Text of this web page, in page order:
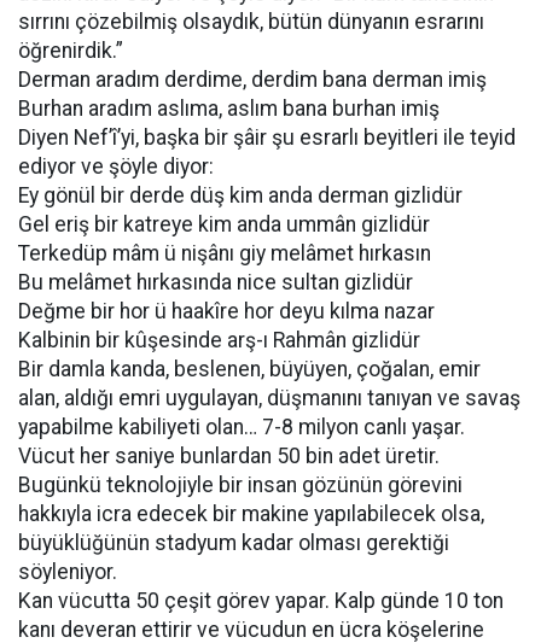
sırrını çözebilmiş olsaydık, bütün dünyanın esrarını
öğrenirdik.”
Derman aradım derdime, derdim bana derman imiş
Burhan aradım aslıma, aslım bana burhan imiş
Diyen Nef’î’yi, başka bir şâir şu esrarlı beyitleri ile teyid
ediyor ve şöyle diyor:
Ey gönül bir derde düş kim anda derman gizlidür
Gel eriş bir katreye kim anda ummân gizlidür
Terkedüp mâm ü nişânı giy melâmet hırkasın
Bu melâmet hırkasında nice sultan gizlidür
Değme bir hor ü haakîre hor deyu kılma nazar
Kalbinin bir kûşesinde arş-ı Rahmân gizlidür
Bir damla kanda, beslenen, büyüyen, çoğalan, emir
alan, aldığı emri uygulayan, düşmanını tanıyan ve savaş
yapabilme kabiliyeti olan… 7-8 milyon canlı yaşar.
Vücut her saniye bunlardan 50 bin adet üretir.
Bugünkü teknolojiyle bir insan gözünün görevini
hakkıyla icra edecek bir makine yapılabilecek olsa,
büyüklüğünün stadyum kadar olması gerektiği
söyleniyor.
Kan vücutta 50 çeşit görev yapar. Kalp günde 10 ton
kanı deveran ettirir ve vücudun en ücra köşelerine